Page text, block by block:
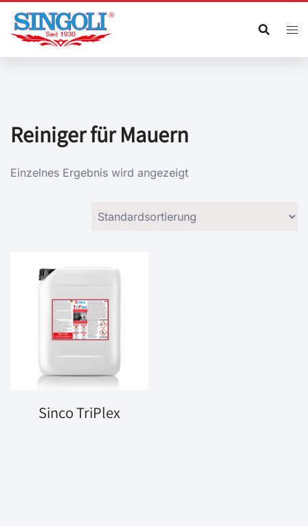
Zum
Inhalt
springen
Reiniger für Mauern
Einzelnes Ergebnis wird angezeigt
Sinco TriPlex